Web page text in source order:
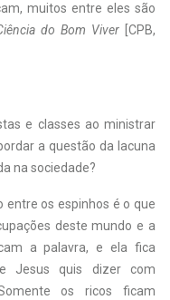
muitos entre eles são
do Bom Viver
[CPB,
e classes ao ministrar
a questão da lacuna
na sociedade?
entre os espinhos é o que
deste mundo e a
a palavra, e ela fica
Jesus quis dizer com
os ricos ficam